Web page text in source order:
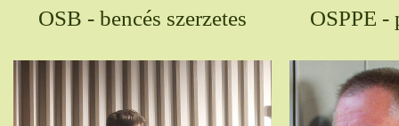
OSB - bencés szerzetes
OSPPE -